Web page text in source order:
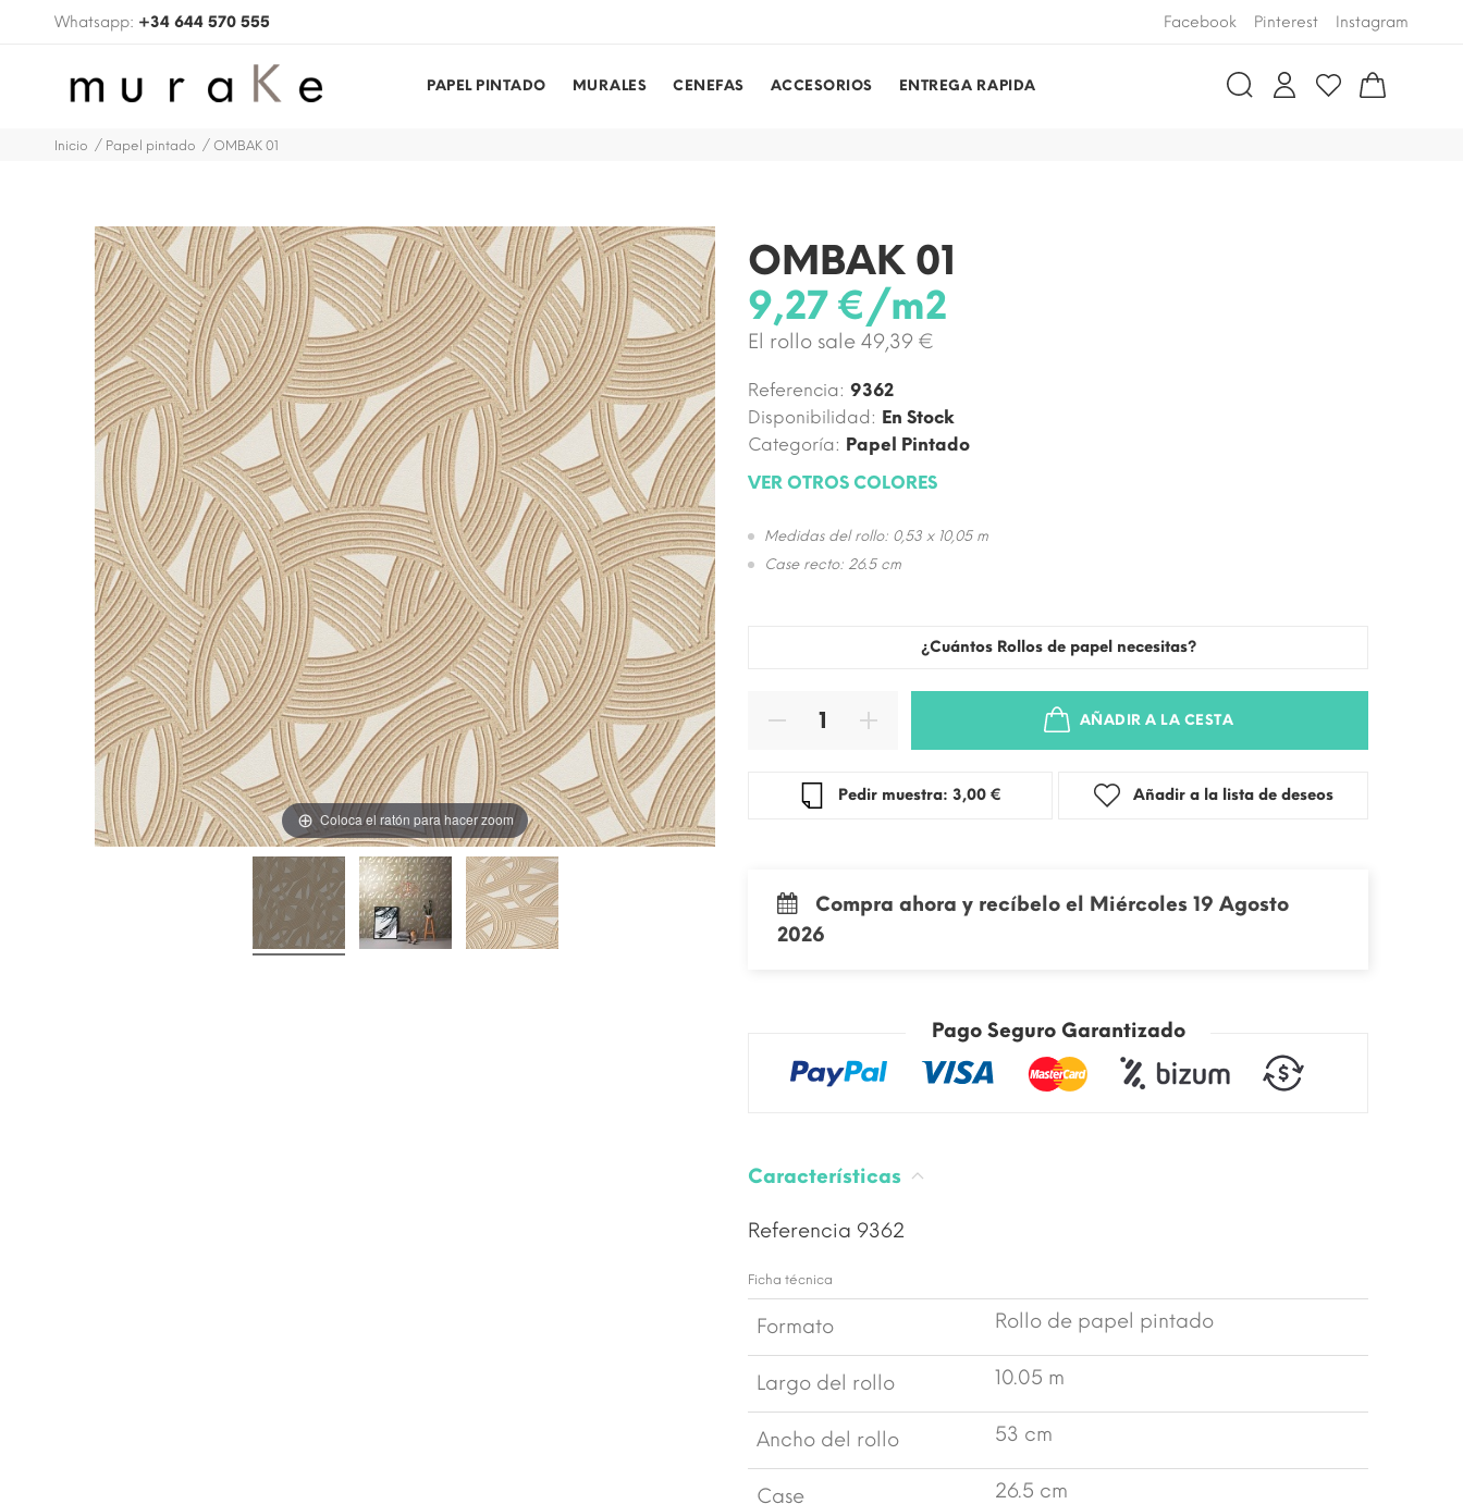
Whatsapp: +34 644 570 555 Facebook Pinterest Instagram
PAPEL PINTADO MURALES CENEFAS ACCESORIOS ENTREGA RAPIDA
Inicio Papel pintado OMBAK 01
Coloca el ratón para hacer zoom
OMBAK 01
9,27 €/m2
El rollo sale 49,39 €
Referencia: 9362
Disponibilidad: En Stock
Categoría: Papel Pintado
VER OTROS COLORES
Medidas del rollo: 0,53 x 10,05 m
Case recto: 26.5 cm
¿Cuántos Rollos de papel necesitas?
AÑADIR A LA CESTA
Pedir muestra: 3,00 € Añadir a la lista de deseos
Compra ahora y recíbelo el Miércoles 19 Agosto
2026
Pago Seguro Garantizado
Características
Referencia 9362
Ficha técnica
Formato Rollo de papel pintado
Largo del rollo 10.05 m
Ancho del rollo 53 cm
Case 26.5 cm